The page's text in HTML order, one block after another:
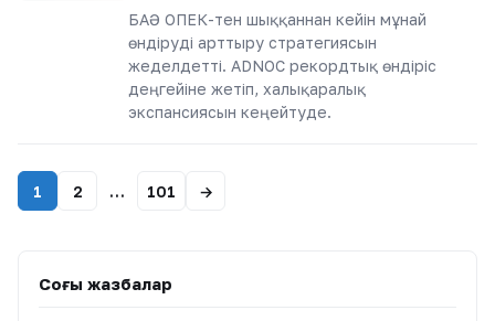
БАӘ ОПЕК-тен шыққаннан кейін мұнай
өндіруді арттыру стратегиясын
жеделдетті. ADNOC рекордтық өндіріс
деңгейіне жетіп, халықаралық
экспансиясын кеңейтуде.
1 2 … 101 →
Соңғы жазбалар